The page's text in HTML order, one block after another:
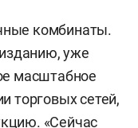
комбинаты.
уже
масштабное
торговых сетей,
«Сейчас